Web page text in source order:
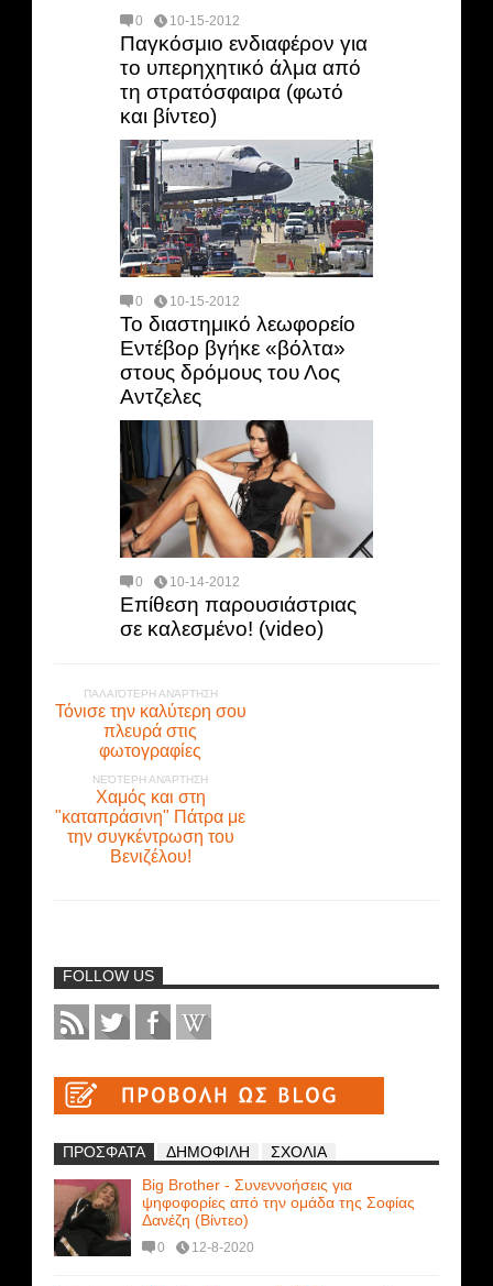
0 10-15-2012
Παγκόσμιο ενδιαφέρον για
το υπερηχητικό άλμα από
τη στρατόσφαιρα (φωτό
και βίντεο)
0 10-15-2012
Το διαστημικό λεωφορείο
Εντέβορ βγήκε «βόλτα»
στους δρόμους του Λος
Αντζελες
0 10-14-2012
Επίθεση παρουσιάστριας
σε καλεσμένο! (video)
ΠΑΛΑΙΌΤΕΡΗ ΑΝΆΡΤΗΣΗ
Τόνισε την καλύτερη σου
πλευρά στις
φωτογραφίες
ΝΕΌΤΕΡΗ ΑΝΆΡΤΗΣΗ
Χαμός και στη
"καταπράσινη" Πάτρα με
την συγκέντρωση του
Βενιζέλου!
FOLLOW US
ΠΡΟΣΦΑΤΑ ΔΗΜΟΦΙΛΗ
ΣΧΟΛΙΑ
Big Brother - Συνεννοήσεις για
ψηφοφορίες από την ομάδα της Σοφίας
Δανέζη (Βίντεο)
0 12-8-2020